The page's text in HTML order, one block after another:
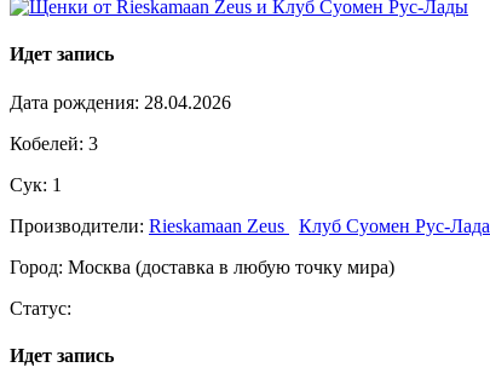
Идет запись
Дата рождения: 28.04.2026
Кобелей: 3
Сук: 1
Производители: Rieskamaan Zeus
Клуб Суомен Рус-Лада
Город: Москва (доставка в любую точку мира)
Статус:
Идет запись